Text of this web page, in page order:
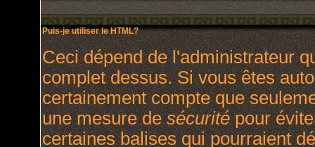
Puis-je utiliser le HTML?
Ceci dépend de l'administrateur
complet dessus. Si vous êtes
certainement compte que
une mesure desécuritépour
certaines balises qui pourraient